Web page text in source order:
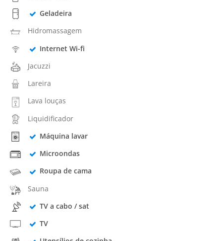
Geladeira
Hidromassagem
Internet Wi-fi
Jacuzzi
Lareira
Lava louças
Liquidificador
Máquina lavar
Microondas
Roupa de cama
Sauna
TV a cabo / sat
TV